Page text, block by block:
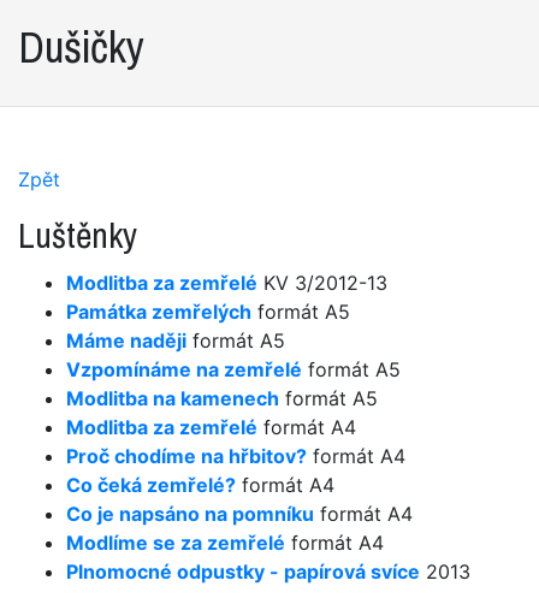
Dušičky
Zpět
Luštěnky
Modlitba za zemřelé KV 3/2012-13
Památka zemřelých formát A5
Máme naději formát A5
Vzpomínáme na zemřelé formát A5
Modlitba na kamenech formát A5
Modlitba za zemřelé formát A4
Proč chodíme na hřbitov? formát A4
Co čeká zemřelé? formát A4
Co je napsáno na pomníku formát A4
Modlíme se za zemřelé formát A4
Plnomocné odpustky - papírová svíce 2013